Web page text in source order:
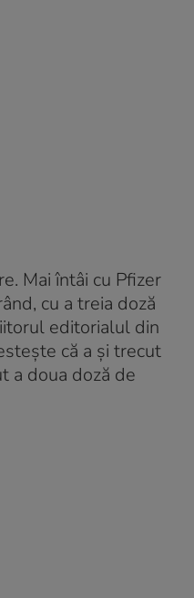
Mai întâi cu Pfizer
cu a treia doză
editorialul din
că a și trecut
a doua doză de